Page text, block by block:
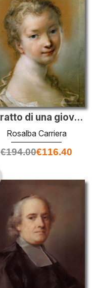
Ritratto di una giovane ragazza
Rosalba Carriera
€194.00€116.40